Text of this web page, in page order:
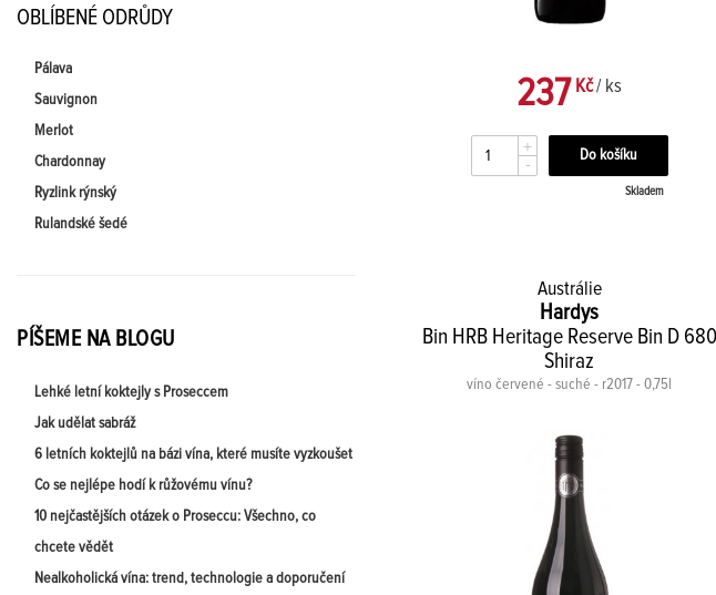
OBLÍBENÉ ODRŮDY
Pálava
Sauvignon
Merlot
Chardonnay
Ryzlink rýnský
Rulandské šedé
PÍŠEME NA BLOGU
Lehké letní koktejly s Proseccem
Jak udělat sabráž
6 letních koktejlů na bázi vína, které musíte vyzkoušet
Co se nejlépe hodí k růžovému vínu?
10 nejčastějších otázek o Proseccu: Všechno, co
chcete vědět
Nealkoholická vína: trend, technologie a doporučení
237Kč/ ks
+
-
Skladem
Austrálie
Hardys
Bin HRB Heritage Reserve Bin D 680
Shiraz
víno červené - suché - r2017 - 0,75l